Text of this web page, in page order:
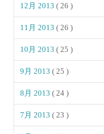
12月 2013( 26 )
11月 2013( 26 )
10月 2013( 25 )
9月 2013( 25 )
8月 2013( 24 )
7月 2013( 23 )